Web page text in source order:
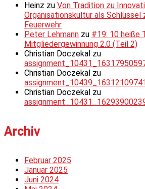
Heinz zu Von Tradition zu
Organisationskultur als Schlüssel
Feuerwehr
Peter Lehmann zu #19: 10 heiße
Mitgliedergewinnung 2.0 (Teil 2)
Christian Doczekal zu
Christian Doczekal zu
Christian Doczekal zu
Archiv
Februar 2025
Januar 2025
Juni 2024